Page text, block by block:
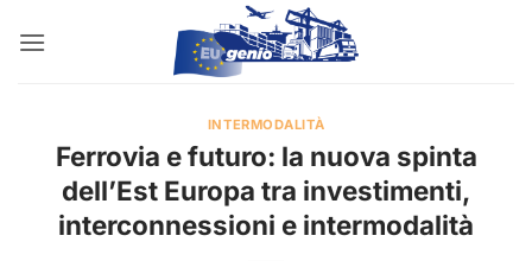
INTERMODALITÀ
Ferrovia e futuro: la nuova spinta
dell’Est Europa tra investimenti,
interconnessioni e intermodalità